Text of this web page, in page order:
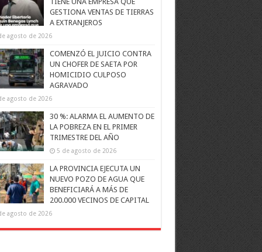
GESTIONA VENTAS DE TIERRAS
A EXTRANJEROS
agosto de 2026
COMENZÓ EL JUICIO CONTRA
UN CHOFER DE SAETA POR
HOMICIDIO CULPOSO
AGRAVADO
agosto de 2026
30 %: ALARMA EL AUMENTO DE
LA POBREZA EN EL PRIMER
TRIMESTRE DEL AÑO
5 de agosto de 2026
LA PROVINCIA EJECUTA UN
NUEVO POZO DE AGUA QUE
BENEFICIARÁ A MÁS DE
200.000 VECINOS DE CAPITAL
agosto de 2026